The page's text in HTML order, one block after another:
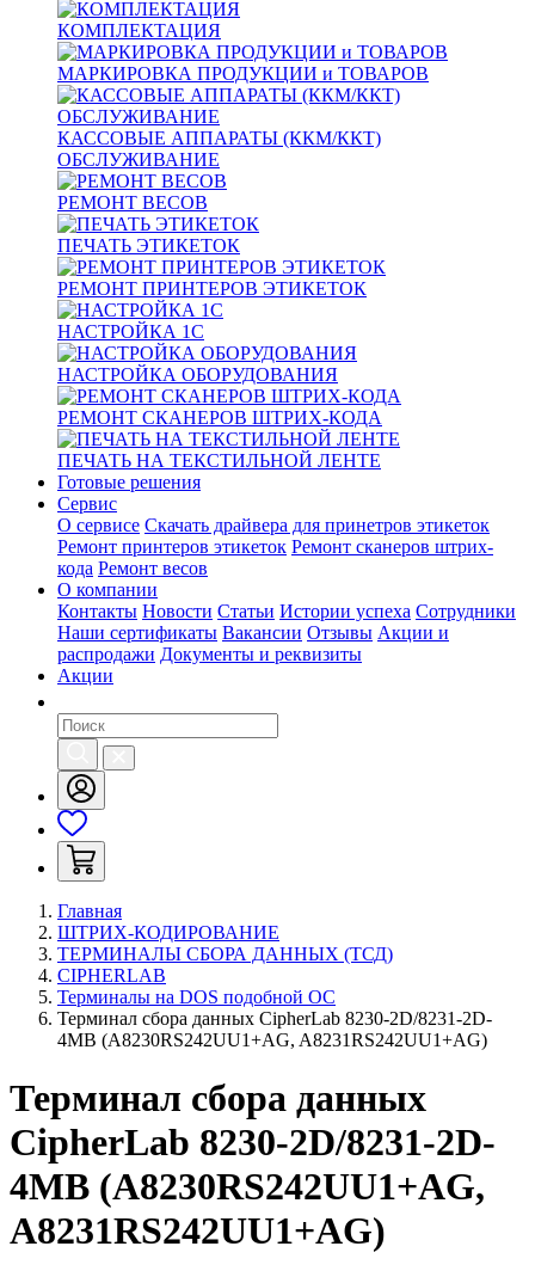
КОМПЛЕКТАЦИЯ
МАРКИРОВКА ПРОДУКЦИИ и ТОВАРОВ
КАССОВЫЕ АППАРАТЫ (ККМ/ККТ)
ОБСЛУЖИВАНИЕ
РЕМОНТ ВЕСОВ
ПЕЧАТЬ ЭТИКЕТОК
РЕМОНТ ПРИНТЕРОВ ЭТИКЕТОК
НАСТРОЙКА 1С
НАСТРОЙКА ОБОРУДОВАНИЯ
РЕМОНТ СКАНЕРОВ ШТРИХ-КОДА
ПЕЧАТЬ НА ТЕКСТИЛЬНОЙ ЛЕНТЕ
Готовые решения
Сервис
О сервисе Скачать драйвера для принетров этикеток
Ремонт принтеров этикеток Ремонт сканеров штрих-
кода Ремонт весов
О компании
Контакты Новости Статьи Истории успеха Сотрудники
Наши сертификаты Вакансии Отзывы Акции и
распродажи Документы и реквизиты
Акции
Главная
ШТРИХ-КОДИРОВАНИЕ
ТЕРМИНАЛЫ СБОРА ДАННЫХ (ТСД)
CIPHERLAB
Терминалы на DOS подобной ОС
Терминал сбора данных CipherLab 8230-2D/8231-2D-
4MB (A8230RS242UU1+AG, A8231RS242UU1+AG)
Терминал сбора данных
CipherLab 8230-2D/8231-2D-
4MB (A8230RS242UU1+AG,
A8231RS242UU1+AG)